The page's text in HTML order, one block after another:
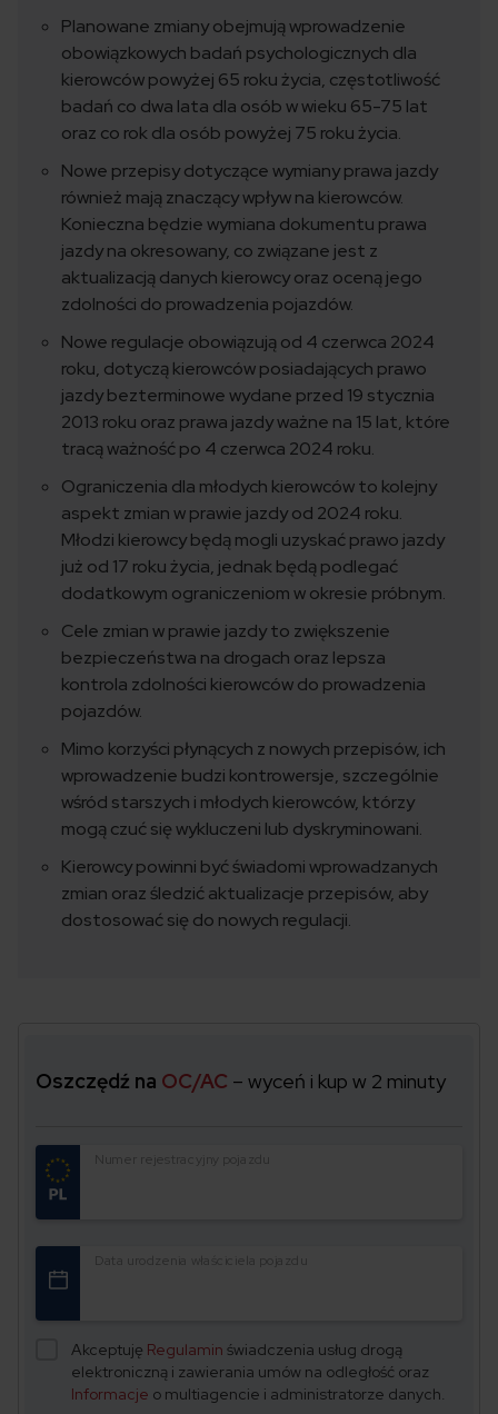
Planowane zmiany obejmują wprowadzenie
obowiązkowych badań psychologicznych dla
kierowców powyżej 65 roku życia, częstotliwość
badań co dwa lata dla osób w wieku 65-75 lat
oraz co rok dla osób powyżej 75 roku życia.
Nowe przepisy dotyczące wymiany prawa jazdy
również mają znaczący wpływ na kierowców.
Konieczna będzie wymiana dokumentu prawa
jazdy na okresowany, co związane jest z
aktualizacją danych kierowcy oraz oceną jego
zdolności do prowadzenia pojazdów.
Nowe regulacje obowiązują od 4 czerwca 2024
roku, dotyczą kierowców posiadających prawo
jazdy bezterminowe wydane przed 19 stycznia
2013 roku oraz prawa jazdy ważne na 15 lat, które
tracą ważność po 4 czerwca 2024 roku.
Ograniczenia dla młodych kierowców to kolejny
aspekt zmian w prawie jazdy od 2024 roku.
Młodzi kierowcy będą mogli uzyskać prawo jazdy
już od 17 roku życia, jednak będą podlegać
dodatkowym ograniczeniom w okresie próbnym.
Cele zmian w prawie jazdy to zwiększenie
bezpieczeństwa na drogach oraz lepsza
kontrola zdolności kierowców do prowadzenia
pojazdów.
Mimo korzyści płynących z nowych przepisów, ich
wprowadzenie budzi kontrowersje, szczególnie
wśród starszych i młodych kierowców, którzy
mogą czuć się wykluczeni lub dyskryminowani.
Kierowcy powinni być świadomi wprowadzanych
zmian oraz śledzić aktualizacje przepisów, aby
dostosować się do nowych regulacji.
Oszczędź na OC/AC – wyceń i kup w 2 minuty
Numer rejestracyjny pojazdu
Data urodzenia właściciela pojazdu
Akceptuję Regulamin świadczenia usług drogą
elektroniczną i zawierania umów na odległość oraz
Informacje o multiagencie i administratorze danych.